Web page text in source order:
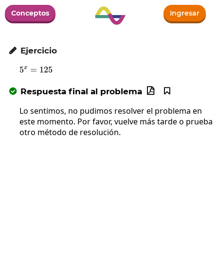
Conceptos Ingresar
 Ejercicio
5^x=125
5x = 125
 Respuesta final al problema 

Lo sentimos, no pudimos resolver el problema en
este momento. Por favor, vuelve más tarde o prueba
otro método de resolución.